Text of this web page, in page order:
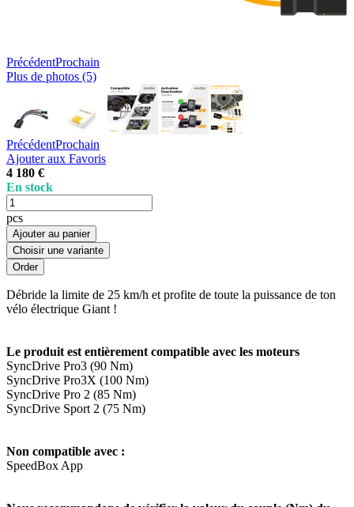
PrécédentProchain
Plus de photos (5)
PrécédentProchain
Ajouter aux Favoris
4 180 €
En stock
pcs
Ajouter au panier
Choisir une variante
Débride la limite de 25 km/h et profite de toute la puissance de ton
vélo électrique Giant !
Le produit est entièrement compatible avec les moteurs
SyncDrive Pro3 (90 Nm)
SyncDrive Pro3X (100 Nm)
SyncDrive Pro 2 (85 Nm)
SyncDrive Sport 2 (75 Nm)
Non compatible avec :
SpeedBox App